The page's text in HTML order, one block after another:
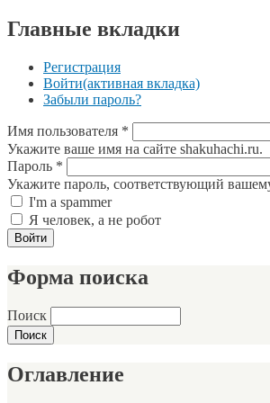
Главные вкладки
Регистрация
Войти(активная вкладка)
Забыли пароль?
Имя пользователя *
Укажите ваше имя на сайте shakuhachi.ru.
Пароль *
Укажите пароль, соответствующий
I'm a spammer
Я человек, а не робот
Форма поиска
Поиск
Оглавление